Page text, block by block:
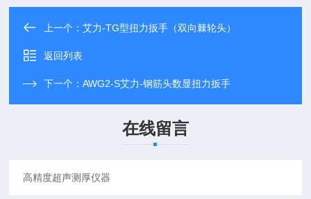
上一个：艾力-TG型扭力扳手（双向棘轮头）
返回列表
下一个：AWG2-S艾力-钢筋头数显扭力扳手
在线留言